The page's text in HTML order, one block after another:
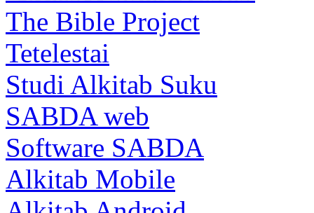
The Bible Project
Tetelestai
Studi Alkitab Suku
SABDA web
Software SABDA
Alkitab Mobile